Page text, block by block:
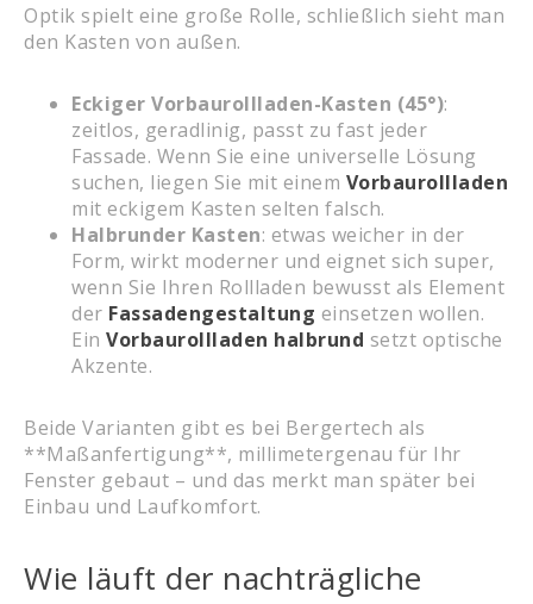
Optik spielt eine große Rolle, schließlich sieht man
den Kasten von außen.
Eckiger Vorbaurollladen-Kasten (45°):
zeitlos, geradlinig, passt zu fast jeder
Fassade. Wenn Sie eine universelle Lösung
suchen, liegen Sie mit einem Vorbaurollladen
mit eckigem Kasten selten falsch.
Halbrunder Kasten: etwas weicher in der
Form, wirkt moderner und eignet sich super,
wenn Sie Ihren Rollladen bewusst als Element
der Fassadengestaltung einsetzen wollen.
Ein Vorbaurollladen halbrund setzt optische
Akzente.
Beide Varianten gibt es bei Bergertech als
**Maßanfertigung**, millimetergenau für Ihr
Fenster gebaut – und das merkt man später bei
Einbau und Laufkomfort.
Wie läuft der nachträgliche